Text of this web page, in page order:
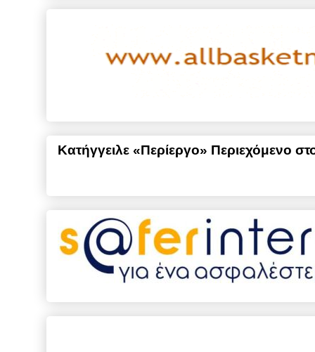
Κατήγγειλε «Περίεργο» Περιεχόμενο